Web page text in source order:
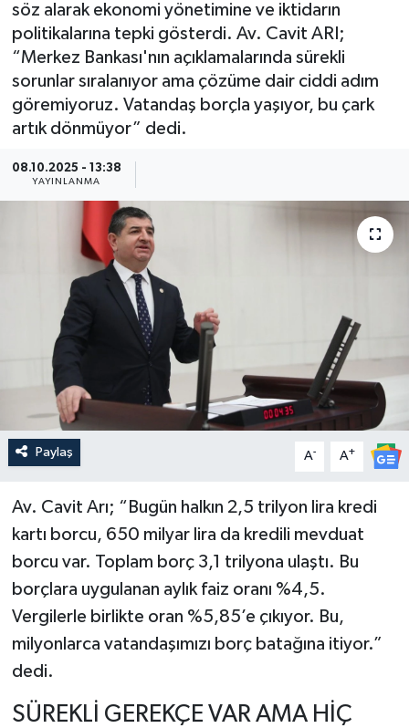
söz alarak ekonomi yönetimine ve iktidarın
politikalarına tepki gösterdi. Av. Cavit ARI;
“Merkez Bankası'nın açıklamalarında sürekli
sorunlar sıralanıyor ama çözüme dair ciddi adım
göremiyoruz. Vatandaş borçla yaşıyor, bu çark
artık dönmüyor” dedi.
08.10.2025 - 13:38
YAYINLANMA
Paylaş A- A+
Av. Cavit Arı; “Bugün halkın 2,5 trilyon lira kredi
kartı borcu, 650 milyar lira da kredili mevduat
borcu var. Toplam borç 3,1 trilyona ulaştı. Bu
borçlara uygulanan aylık faiz oranı %4,5.
Vergilerle birlikte oran %5,85’e çıkıyor. Bu,
milyonlarca vatandaşımızı borç batağına itiyor.”
dedi.
SÜREKLİ GEREKÇE VAR AMA HİÇ
Güncel
Kültür & Sanat
Magazin
Resmi İlan
Sağlık & Yaşam
Siyaset
Spor